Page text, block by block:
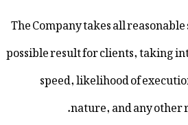
The Company takes
possible result for
speed,
nature,